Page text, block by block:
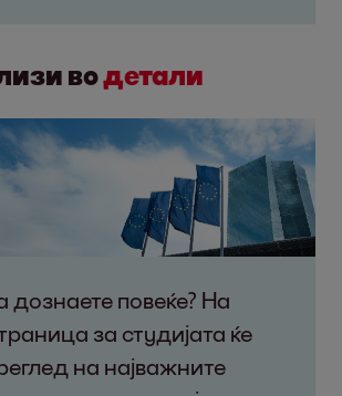
водетали
дознаете повеќе? На
за студијата ќе
на најважните